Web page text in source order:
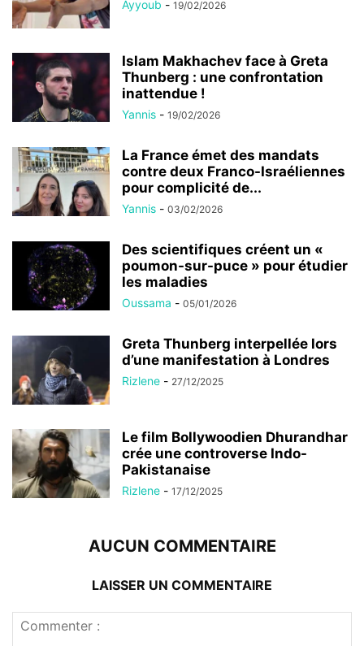
Ayyoub - 19/02/2026
Islam Makhachev face à Greta
Thunberg : une confrontation
inattendue !
Yannis - 19/02/2026
La France émet des mandats
contre deux Franco-Israéliennes
pour complicité de...
Yannis - 03/02/2026
Des scientifiques créent un «
poumon-sur-puce » pour étudier
les maladies
Oussama - 05/01/2026
Greta Thunberg interpellée lors
d’une manifestation à Londres
Rizlene - 27/12/2025
Le film Bollywoodien Dhurandhar
crée une controverse Indo-
Pakistanaise
Rizlene - 17/12/2025
AUCUN COMMENTAIRE
LAISSER UN COMMENTAIRE